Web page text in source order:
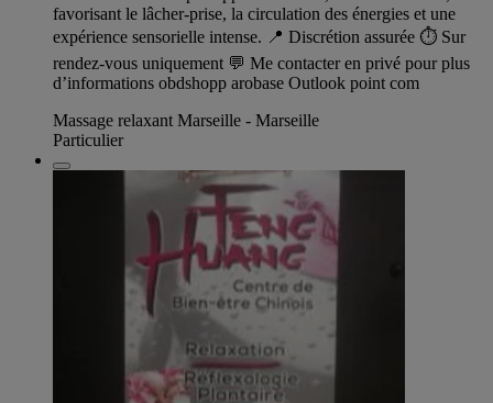
favorisant le lâcher-prise, la circulation des énergies et une
expérience sensorielle intense. 📍 Discrétion assurée ⏱ Sur
rendez-vous uniquement 💬 Me contacter en privé pour plus
d’informations obdshopp arobase Outlook point com
Massage relaxant Marseille - Marseille
Particulier